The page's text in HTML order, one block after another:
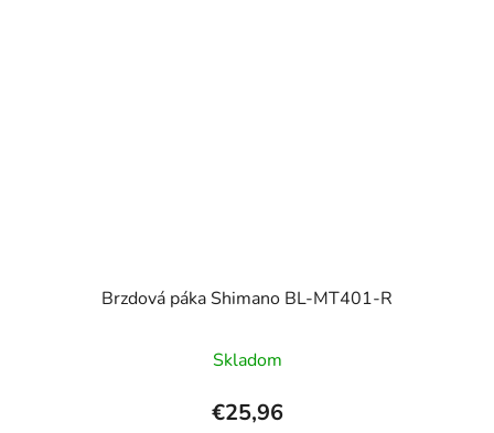
Brzdová páka Shimano BL-MT401-R
Skladom
€25,96